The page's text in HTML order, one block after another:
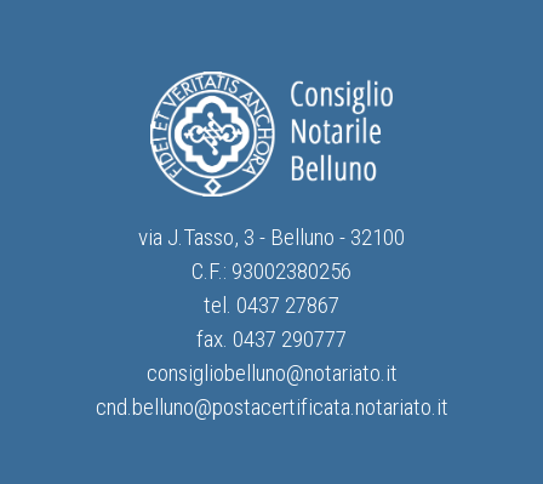
via J.Tasso, 3 - Belluno - 32100
C.F.: 93002380256
tel. 0437 27867
fax. 0437 290777
consigliobelluno@notariato.it
cnd.belluno@postacertificata.notariato.it